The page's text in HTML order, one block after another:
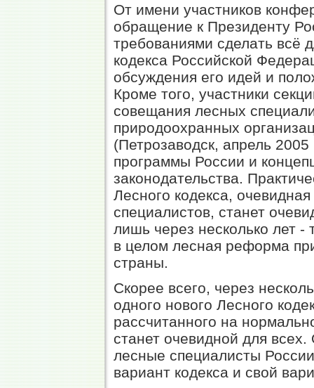
От имени участников
обращение к Президенту
требованиями сделать всё
кодекса Российской
обсуждения его идей и
Кроме того, участники
совещания лесных
природоохранных
(Петрозаводск, апрель
программы России и
законодательства.
Лесного кодекса,
специалистов, станет
лишь через несколько лет -
в целом лесная реформа
страны.
Скорее всего, через
одного нового Лесного
рассчитанного на
станет очевидной для
лесные специалисты
вариант кодекса и свой